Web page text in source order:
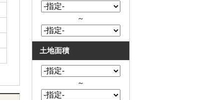
～
土地面積
～